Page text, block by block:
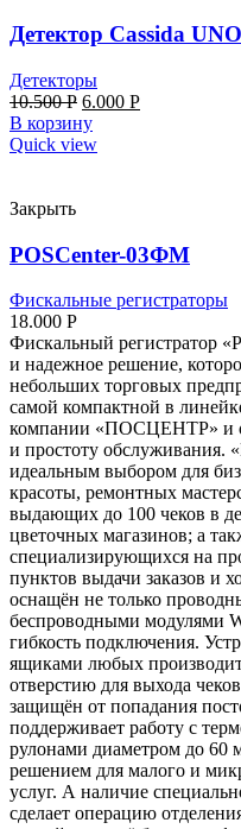
Детектор Cassida UNO
Детекторы
10.500Р 6.000 Р
В корзину
Quick view
Закрыть
POSCenter-03ФМ
Фискальные регистраторы
18.000 Р
Фискальный регистратор
и надежное решение,
небольших торговых
самой компактной в
компании «ПОСЦЕНТР» и
и простоту обслуживания.
идеальным выбором для
красоты, ремонтных
выдающих до 100 чеков в
цветочных магазинов; а
специализирующихся на
пунктов выдачи заказов и
оснащён не только
беспроводными модулями
гибкость подключения.
ящиками любых
отверстию для выхода
защищён от попадания
поддерживает работу с
рулонами диаметром до 60
решением для малого и
услуг. А наличие
сделает операцию